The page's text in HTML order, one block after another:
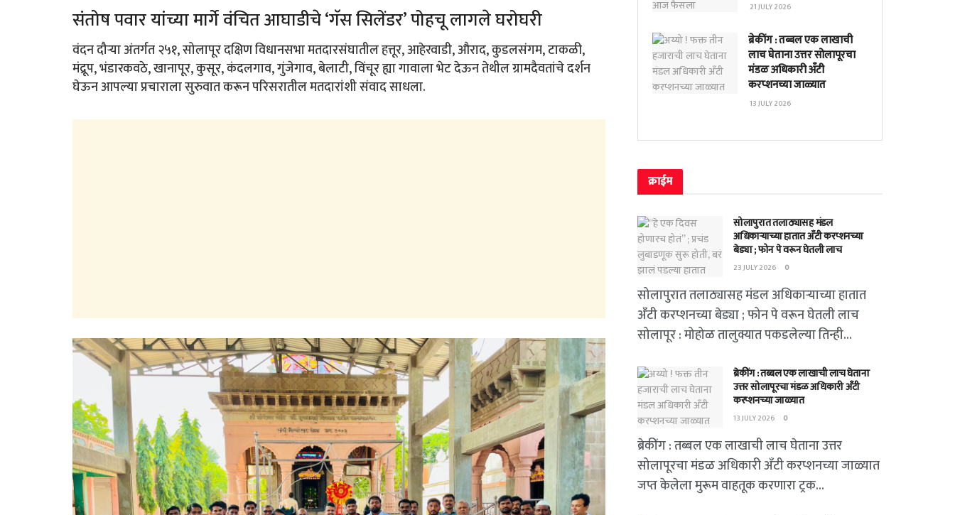
संतोष पवार यांच्या मार्गे वंचित आघाडीचे ‘गॅस सिलेंडर’ पोहचू लागले घरोघरी
वंदन दौऱ्या अंतर्गत २५१, सोलापूर दक्षिण विधानसभा मतदारसंघातील हत्तूर, आहेरवाडी, औराद, कुडलसंगम, टाकळी,
मंद्रूप, भंडारकवठे, खानापूर, कुसूर, कंदलगाव, गुंजेगाव, बेलाटी, विंचूर ह्या गावाला भेट देऊन तेथील ग्रामदैवतांचे दर्शन
घेऊन आपल्या प्रचाराला सुरुवात करून परिसरातील मतदारांशी संवाद साधला.
21 JULY 2026
ब्रेकींग : तब्बल एक लाखाची
लाच घेताना उत्तर सोलापूरचा
मंडळ अधिकारी अँटी
करप्शनच्या जाळ्यात
13 JULY 2026
क्राईम
सोलापुरात तलाठ्यासह मंडल
अधिकाऱ्याच्या हातात अँटी करप्शनच्या
बेड्या ; फोन पे वरून घेतली लाच
23 JULY 2026 0
सोलापुरात तलाठ्यासह मंडल अधिकाऱ्याच्या हातात
अँटी करप्शनच्या बेड्या ; फोन पे वरून घेतली लाच
सोलापूर : मोहोळ तालुक्यात पकडलेल्या तिन्ही...
ब्रेकींग : तब्बल एक लाखाची लाच घेताना
उत्तर सोलापूरचा मंडळ अधिकारी अँटी
करप्शनच्या जाळ्यात
13 JULY 2026 0
ब्रेकींग : तब्बल एक लाखाची लाच घेताना उत्तर
सोलापूरचा मंडळ अधिकारी अँटी करप्शनच्या जाळ्यात
जप्त केलेला मुरूम वाहतूक करणारा ट्रक...